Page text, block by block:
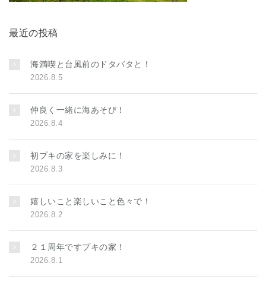
最近の投稿
海満喫と台風前のドタバタと！
2026.8.5
仲良く一緒に海あそび！
2026.8.4
初プキの家を楽しみに！
2026.8.3
嬉しいこと楽しいこと色々で！
2026.8.2
２１周年ですプキの家！
2026.8.1